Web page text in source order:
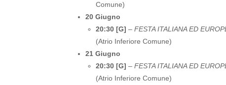
Comune)
20 Giugno
20:30 [G] – FESTA ITALIANA ED
(Atrio Inferiore Comune)
21 Giugno
20:30 [G] – FESTA ITALIANA ED
(Atrio Inferiore Comune)